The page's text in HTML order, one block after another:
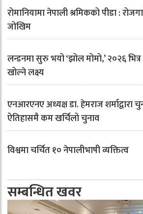
रोमानियामा नेपाली श्रमिकको पीडा :
जोखिम
लन्डनमा सुरु भयो ‘झोल मोमो,’ २०२६
खोल्ने लक्ष्य
एनआरएनए अध्यक्ष डा. हेमराज शर्माद्वारा
ऐतिहासमै कम खर्चिलो चुनाव
विश्वमा चर्चित १० नेपालीभाषी व्यक्तित्व
सम्बन्धित खवर